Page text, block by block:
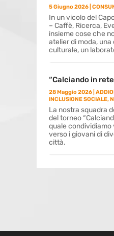
5 Giugno 2026
In un vicolo del
– Caffè, Ricerca,
insieme cose che
atelier di moda,
culturale, un
“Calciando in
28 Maggio 2026
INCLUSIONE SOCIALE,
La nostra squadra
del torneo
quale condividiamo
verso i giovani di
città.